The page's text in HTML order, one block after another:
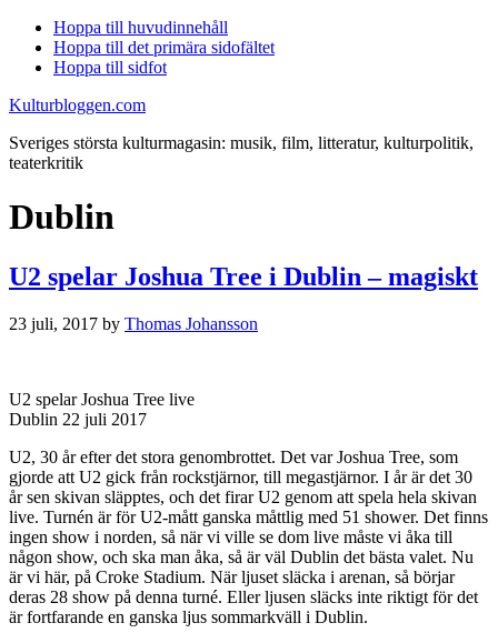
Hoppa till huvudinnehåll
Hoppa till det primära sidofältet
Hoppa till sidfot
Kulturbloggen.com
Sveriges största kulturmagasin: musik, film, litteratur, kulturpolitik,
teaterkritik
Dublin
U2 spelar Joshua Tree i Dublin – magiskt
23 juli, 2017 by Thomas Johansson
U2 spelar Joshua Tree live
Dublin 22 juli 2017
U2, 30 år efter det stora genombrottet. Det var Joshua Tree, som
gjorde att U2 gick från rockstjärnor, till megastjärnor. I år är det 30
år sen skivan släpptes, och det firar U2 genom att spela hela skivan
live. Turnén är för U2-mått ganska måttlig med 51 shower. Det finns
ingen show i norden, så när vi ville se dom live måste vi åka till
någon show, och ska man åka, så är väl Dublin det bästa valet. Nu
är vi här, på Croke Stadium. När ljuset släcka i arenan, så börjar
deras 28 show på denna turné. Eller ljusen släcks inte riktigt för det
är fortfarande en ganska ljus sommarkväll i Dublin.